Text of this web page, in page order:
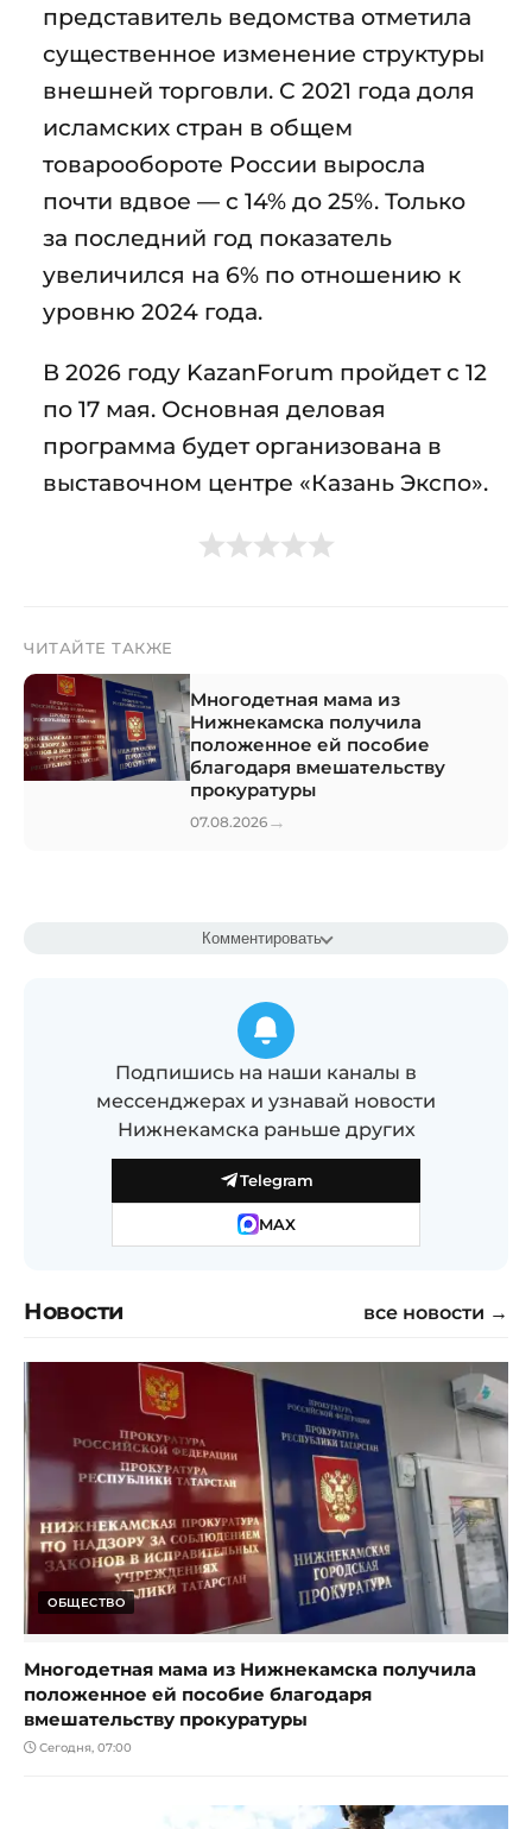
представитель ведомства отметила
существенное изменение структуры
внешней торговли. С 2021 года доля
исламских стран в общем
товарообороте России выросла
почти вдвое — с 14% до 25%. Только
за последний год показатель
увеличился на 6% по отношению к
уровню 2024 года.
В 2026 году KazanForum пройдет с 12
по 17 мая. Основная деловая
программа будет организована в
выставочном центре «Казань Экспо».
ЧИТАЙТЕ ТАКЖЕ
Многодетная мама из
Нижнекамска получила
положенное ей пособие
благодаря вмешательству
прокуратуры
07.08.2026 →
Комментировать
Подпишись на наши каналы в
мессенджерах и узнавай новости
Нижнекамска раньше других
Telegram
MAX
Новости все новости →
ОБЩЕСТВО
Многодетная мама из Нижнекамска получила
положенное ей пособие благодаря
вмешательству прокуратуры
Сегодня, 07:00